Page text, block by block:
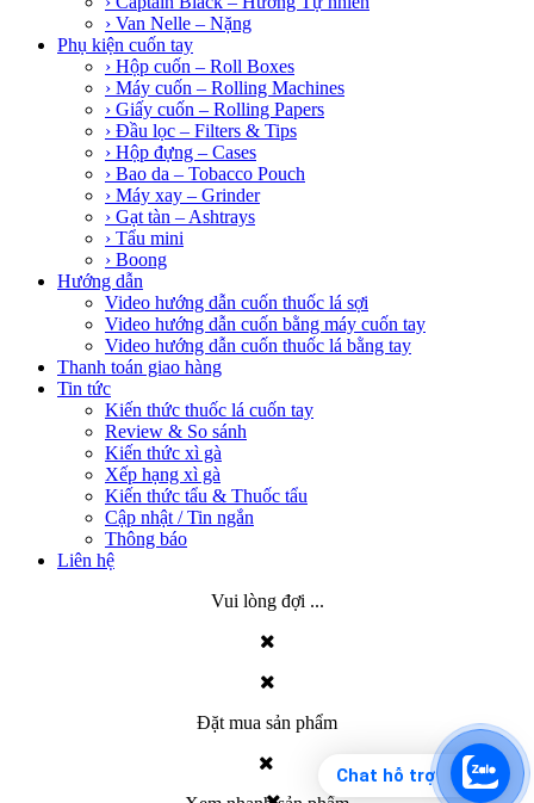
› Van Nelle – Nặng
Phụ kiện cuốn tay
› Hộp cuốn – Roll Boxes
› Máy cuốn – Rolling Machines
› Giấy cuốn – Rolling Papers
› Đầu lọc – Filters & Tips
› Hộp đựng – Cases
› Bao da – Tobacco Pouch
› Máy xay – Grinder
› Gạt tàn – Ashtrays
› Tẩu mini
› Boong
Hướng dẫn
Video hướng dẫn cuốn thuốc lá sợi
Video hướng dẫn cuốn bằng máy cuốn tay
Video hướng dẫn cuốn thuốc lá bằng tay
Thanh toán giao hàng
Tin tức
Kiến thức thuốc lá cuốn tay
Review & So sánh
Kiến thức xì gà
Xếp hạng xì gà
Kiến thức tẩu & Thuốc tẩu
Cập nhật / Tin ngắn
Thông báo
Liên hệ
Vui lòng đợi ...
Đặt mua sản phẩm
Chat hỗ trợ